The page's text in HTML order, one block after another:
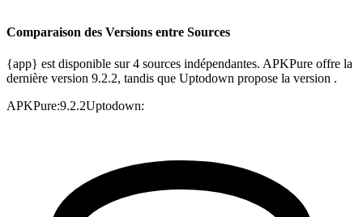
Comparaison des Versions entre Sources
{app} est disponible sur 4 sources indépendantes. APKPure offre la
dernière version 9.2.2, tandis que Uptodown propose la version .
APKPure:9.2.2Uptodown: